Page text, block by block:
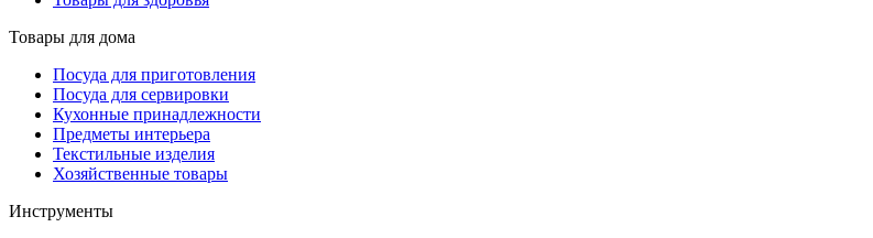
Товары для дома
Посуда для приготовления
Посуда для сервировки
Кухонные принадлежности
Предметы интерьера
Текстильные изделия
Хозяйственные товары
Инструменты